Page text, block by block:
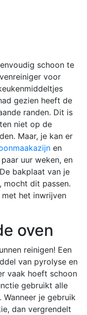
schoon te
voor
gezien heeft de
randen. Dit is
niet op de
Maar, je kan er
en
uur weken, en
bakplaat van je
mocht dit passen.
het inwrijven
oven
reinigen! Een
van pyrolyse en
vaak hoeft schoon
gebruikt alle
je gebruik
dan vergrendelt